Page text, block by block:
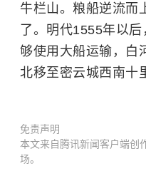
牛栏山。粮船逆流而
了。明代1555年以
够使用大船运输，白
北移至密云城西南十
免责声明
本文来自腾讯新闻客户端创
场。